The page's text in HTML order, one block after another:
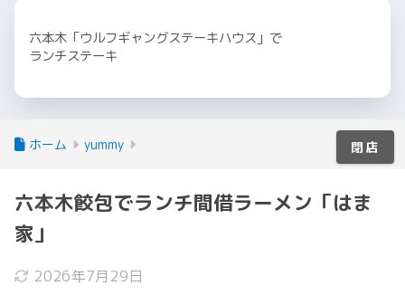
六本木「ウルフギャングステーキハウス」で
ランチステーキ
ホーム yummy
六本木餃包でランチ間借ラーメン「はま
家」
2026年7月29日